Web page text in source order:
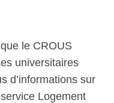
le CROUS
universitaires
d’informations sur
Logement